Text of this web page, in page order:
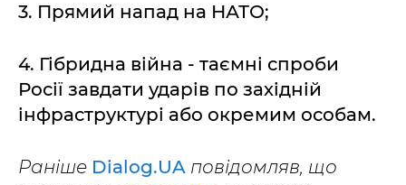
3. Прямий напад на НАТО;
4. Гібридна війна - таємні спроби
Росії завдати ударів по західній
інфраструктурі або окремим особам.
Раніше Dialog.UA повідомляв, що